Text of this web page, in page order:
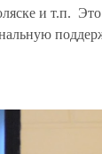
и т.п.